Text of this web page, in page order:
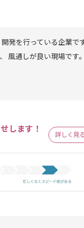
発を行っている企業で
風通しが良い現場です
します！
詳しく見